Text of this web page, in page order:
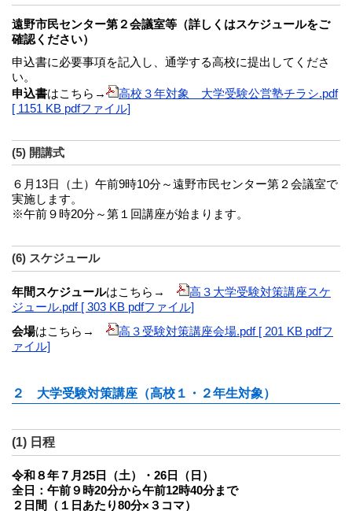
遠野市民センター第２会議室等（詳しくはスケジュールをご
確認ください）
申込書に必要事項を記入し、通学する高校に提出してくださ
い。
申込書はこちら→
高校３年対象 大学受験公営塾チラシ.pdf
[ 1151 KB pdfファイル]
(5) 開講式
６月13日（土）午前9時10分～遠野市民センター第２会議室で
実施します。
※午前９時20分～第１回講座が始まります。
(6) スケジュール
年間スケジュールはこちら→
高３大学受験対策講座スケ
ジュール.pdf [ 303 KB pdfファイル]
会場はこちら→
高３受験対策講座会場.pdf [ 201 KB pdfフ
ァイル]
２ 大学受験対策講座（高校１・２年生対象）
(1) 日程
令和８年７月25日（土）・26日（日）
全日：午前９時20分から午前12時40分まで
２日間（１日あたり80分×３コマ）